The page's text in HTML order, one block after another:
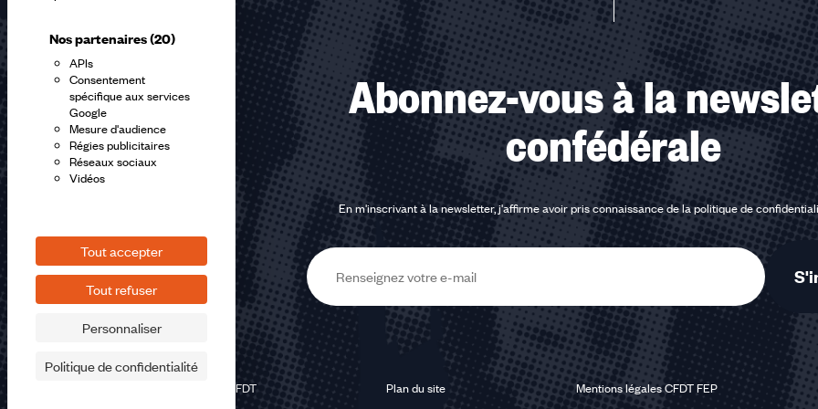
Nos partenaires(20)
APIs
Consentement
spécifique aux services
Google
Mesure d'audience
Régies publicitaires
Réseaux sociaux
Vidéos
Tout accepter
Tout refuser
Personnaliser
Politique de confidentialité
Abonnez-vous à la
confédérale
En m'inscrivant à la newsletter, j'affirme avoir pris connaissance de lapolitique de
E-
mail
©2026 CFDT Plan du site Mentions légales CFDT FEP